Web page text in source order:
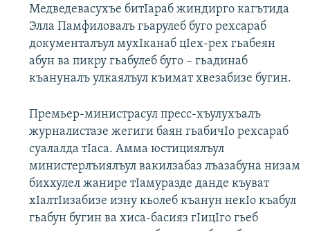
Медведевасухъе битIараб жиндирго кагътида
Элла Памфиловалъ гьарулеб буго рехсараб
документалъул мухIканаб цIех-рех гьабеян
абун ва пикру гьабулеб буго – гьадинаб
къануналъ улкаялъул къимат хвезабизе бугин.
Премьер-министрасул пресс-хъулухъалъ
журналистазе жегиги баян гьабичIо рехсараб
суалалда тIаса. Амма юстициялъул
министерлъиялъул вакилзабаз лъазабуна низам
биххулел жанире тIамуразде данде къуват
хIалтIизабизе изну кьолеб къанун некIо къабул
гьабун бугин ва хиса-басияз гIицIго гьеб